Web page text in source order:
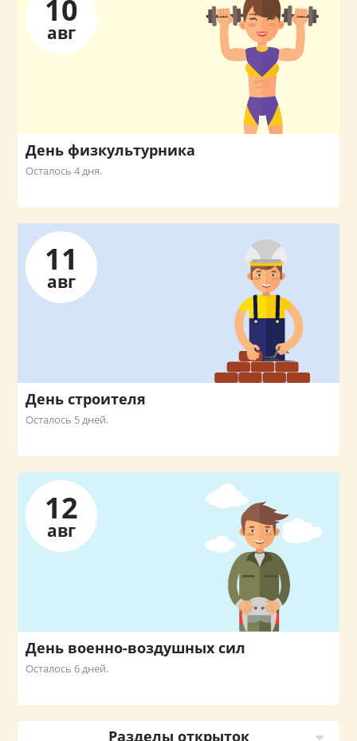
10
авг
День физкультурника
Осталось 4 дня.
11
авг
День строителя
Осталось 5 дней.
12
авг
День военно-воздушных сил
Осталось 6 дней.
Разделы открыток